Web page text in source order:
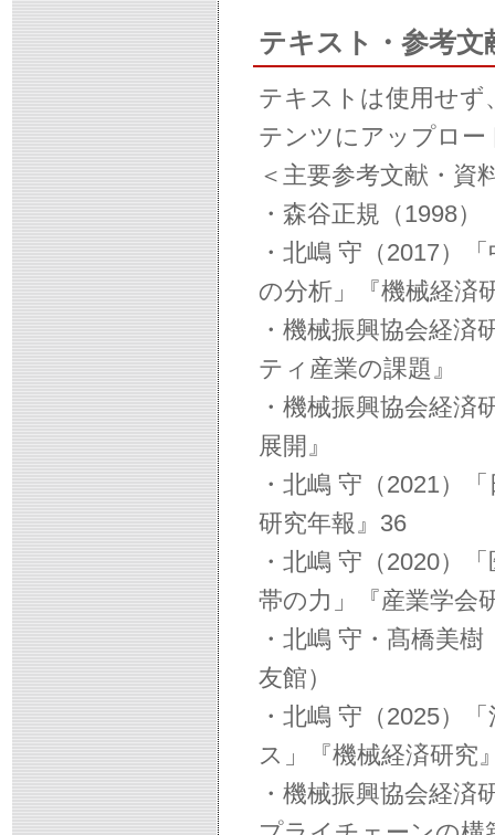
テキスト・参考文
テキストは使用せず
テンツにアップロー
＜主要参考文献・資
・森谷正規（1998
・北嶋 守（2017）
の分析」『機械経済
・機械振興協会経
ティ産業の課題』
・機械振興協会経
展開』
・北嶋 守（2021）
研究年報』36
・北嶋 守（2020）
帯の力」『産業学
・北嶋 守・髙橋美
友館）
・北嶋 守（2025）
ス」『機械経済研究
・機械振興協会経